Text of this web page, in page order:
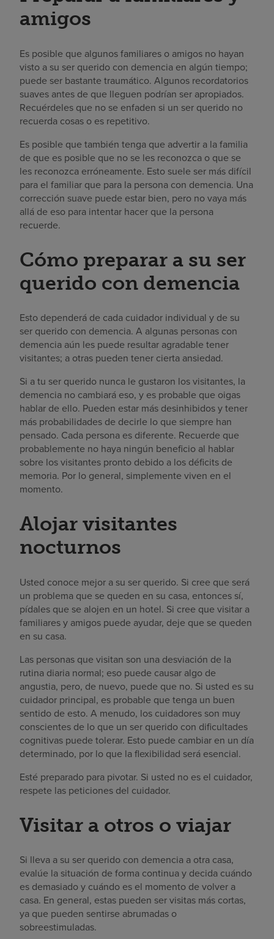
amigos
Es posible que algunos familiares o amigos no hayan
visto a su ser querido con demencia en algún tiempo;
puede ser bastante traumático. Algunos recordatorios
suaves antes de que lleguen podrían ser apropiados.
Recuérdeles que no se enfaden si un ser querido no
recuerda cosas o es repetitivo.
Es posible que también tenga que advertir a la familia
de que es posible que no se les reconozca o que se
les reconozca erróneamente. Esto suele ser más difícil
para el familiar que para la persona con demencia. Una
corrección suave puede estar bien, pero no vaya más
allá de eso para intentar hacer que la persona
recuerde.
Cómo preparar a su ser
querido con demencia
Esto dependerá de cada cuidador individual y de su
ser querido con demencia. A algunas personas con
demencia aún les puede resultar agradable tener
visitantes; a otras pueden tener cierta ansiedad.
Si a tu ser querido nunca le gustaron los visitantes, la
demencia no cambiará eso, y es probable que oigas
hablar de ello. Pueden estar más desinhibidos y tener
más probabilidades de decirle lo que siempre han
pensado. Cada persona es diferente. Recuerde que
probablemente no haya ningún beneficio al hablar
sobre los visitantes pronto debido a los déficits de
memoria. Por lo general, simplemente viven en el
momento.
Alojar visitantes
nocturnos
Usted conoce mejor a su ser querido. Si cree que será
un problema que se queden en su casa, entonces sí,
pídales que se alojen en un hotel. Si cree que visitar a
familiares y amigos puede ayudar, deje que se queden
en su casa.
Las personas que visitan son una desviación de la
rutina diaria normal; eso puede causar algo de
angustia, pero, de nuevo, puede que no. Si usted es su
cuidador principal, es probable que tenga un buen
sentido de esto. A menudo, los cuidadores son muy
conscientes de lo que un ser querido con dificultades
cognitivas puede tolerar. Esto puede cambiar en un día
determinado, por lo que la flexibilidad será esencial.
Esté preparado para pivotar. Si usted no es el cuidador,
respete las peticiones del cuidador.
Visitar a otros o viajar
Si lleva a su ser querido con demencia a otra casa,
evalúe la situación de forma continua y decida cuándo
es demasiado y cuándo es el momento de volver a
casa. En general, estas pueden ser visitas más cortas,
ya que pueden sentirse abrumadas o
sobreestimuladas.